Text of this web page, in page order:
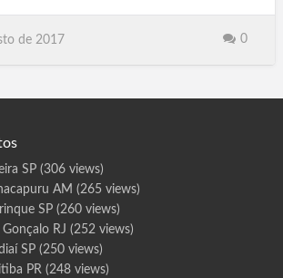
PE ,Maringá PR, Londrina. PR, Santa
de 2017 0
SP(306 views)
AM (265 views)
SP(260 views)
RJ (252 views)
SP(250 views)
PR(248 views)